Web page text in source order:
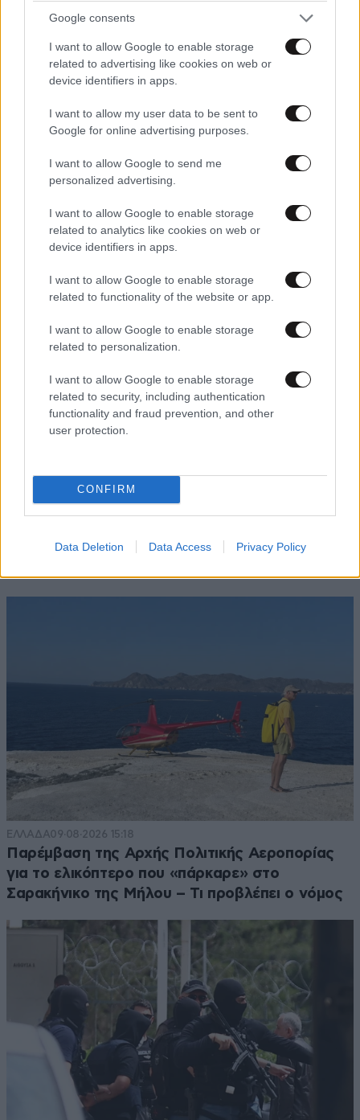
Google consents
I want to allow Google to enable storage
related to advertising like cookies on web or
device identifiers in apps.
I want to allow my user data to be sent to
Google for online advertising purposes.
I want to allow Google to send me
personalized advertising.
I want to allow Google to enable storage
related to analytics like cookies on web or
device identifiers in apps.
I want to allow Google to enable storage
related to functionality of the website or app.
I want to allow Google to enable storage
related to personalization.
I want to allow Google to enable storage
related to security, including authentication
functionality and fraud prevention, and other
user protection.
CONFIRM
Data Deletion Data Access Privacy Policy
Χαμός στο νοσοκομείου του Βόλου:
Καταγγελίες για ξύλο και απειλές – Ηθελε να
ανοίξει το κεφάλι του γιατρού με τον
διακορευτή
09·08·2026 10:52
Αμαλία Κωστοπούλου: Γαμήλιο ταξίδι με τον
με σκάφος σε Πόντσα και Ίσκια
ΕΛΛΑΔΑ09·08·2026 15:18
Παρέμβαση της Αρχής Πολιτικής Αεροπορίας
για το ελικόπτερο που «πάρκαρε» στο
Σαρακήνικο της Μήλου – Τι προβλέπει ο νόμος